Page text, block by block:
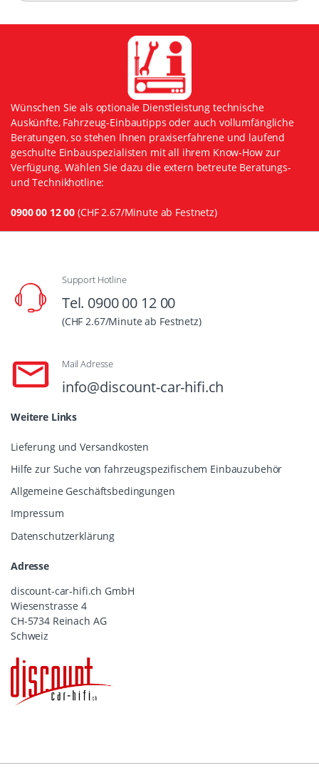
Wünschen Sie als optionale Dienstleistung technische
Auskünfte, Fahrzeug-Einbautipps oder auch vollumfängliche
Beratungen, so stehen Ihnen praxiserfahrene und laufend
geschulte Einbauspezialisten mit all ihrem Know-How zur
Verfügung. Wählen Sie dazu die extern betreute Beratungs-
und Technikhotline:
0900 00 12 00 (CHF 2.67/Minute ab Festnetz)
Support Hotline
Tel. 0900 00 12 00
(CHF 2.67/Minute ab Festnetz)
Mail Adresse
info@discount-car-hifi.ch
Weitere Links
Lieferung und Versandkosten
Hilfe zur Suche von fahrzeugspezifischem Einbauzubehör
Allgemeine Geschäftsbedingungen
Impressum
Datenschutzerklärung
Adresse
discount-car-hifi.ch GmbH
Wiesenstrasse 4
CH-5734 Reinach AG
Schweiz